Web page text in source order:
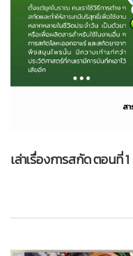
เล่าเรื่องการสกัด ตอนที่ 1